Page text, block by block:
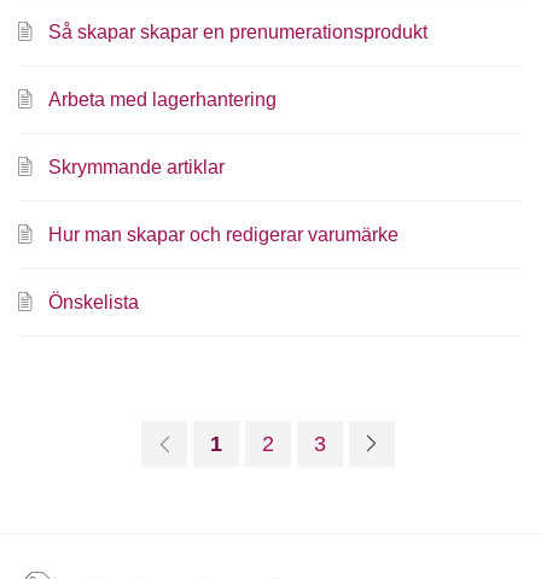
Så skapar skapar en prenumerationsprodukt
Arbeta med lagerhantering
Skrymmande artiklar
Hur man skapar och redigerar varumärke
Önskelista
1 2 3